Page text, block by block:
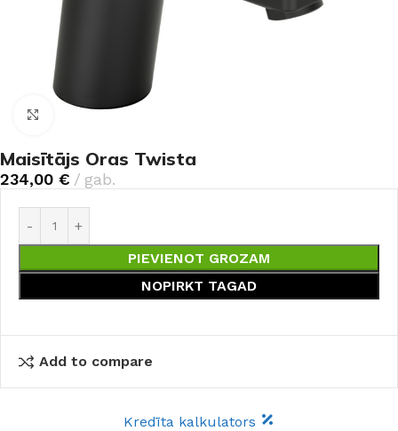
Noklikšķiniet, lai palielinātu
Maisītājs Oras Twista
234,00 € gab.
PIEVIENOT GROZAM
NOPIRKT TAGAD
Add to compare
Kredīta kalkulators